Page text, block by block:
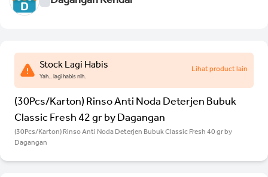
Stock Lagi Habis
Yah.. lagi habis nih.
Lihat product lain
(30Pcs/Karton) Rinso Anti Noda Deterjen Bubuk
Classic Fresh 42 gr by Dagangan
(30Pcs/Karton) Rinso Anti Noda Deterjen Bubuk Classic Fresh 40 gr by
Dagangan